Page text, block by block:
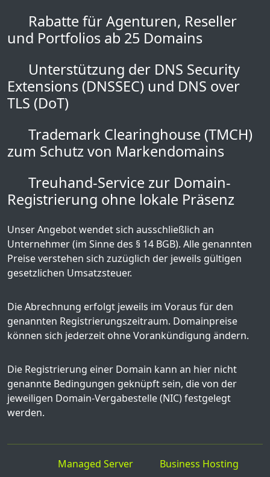
Rabatte für Agenturen, Reseller
und Portfolios ab 25 Domains
Unterstützung der DNS Security
Extensions (DNSSEC) und DNS over
TLS (DoT)
Trademark Clearinghouse (TMCH)
zum Schutz von Markendomains
Treuhand-Service zur Domain-
Registrierung ohne lokale Präsenz
Unser Angebot wendet sich ausschließlich an
Unternehmer (im Sinne des § 14 BGB). Alle genannten
Preise verstehen sich zuzüglich der jeweils gültigen
gesetzlichen Umsatzsteuer.
Die Abrechnung erfolgt jeweils im Voraus für den
genannten Registrierungszeitraum. Domainpreise
können sich jederzeit ohne Vorankündigung ändern.
Die Registrierung einer Domain kann an hier nicht
genannte Bedingungen geknüpft sein, die von der
jeweiligen Domain-Vergabestelle (NIC) festgelegt
werden.
Managed Server
Business Hosting